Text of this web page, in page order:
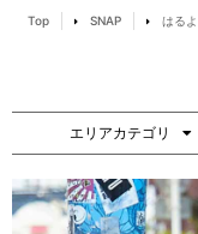
Top SNAP はるよ
エリアカテゴリ